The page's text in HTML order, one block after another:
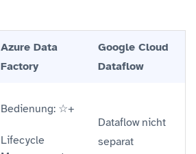
Azure Data
Factory
Google Cloud
Dataflow
Bedienung: ☆+
Lifecycle
Dataflow nicht
separat